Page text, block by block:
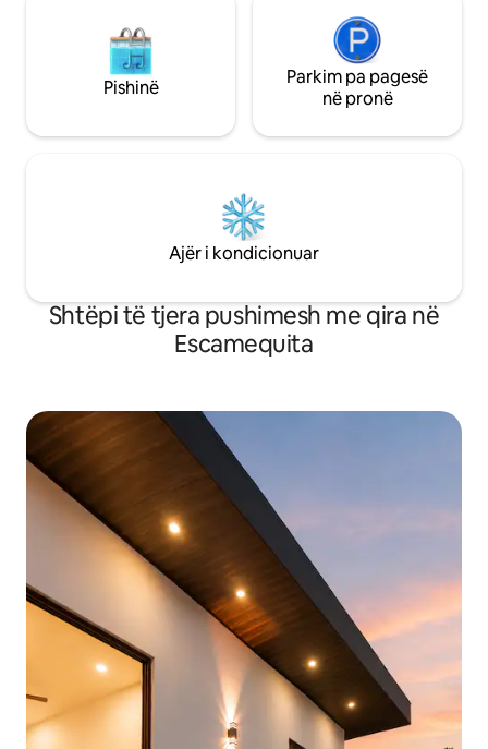
Pishinë
Parkim pa pagesë
në pronë
Ajër i kondicionuar
Shtëpi të tjera pushimesh me qira në
Escamequita